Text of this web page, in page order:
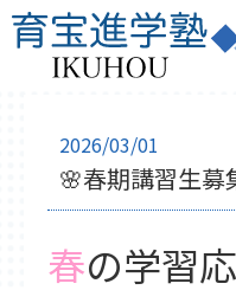
ホーム
選べる2つの指導
学習スタジ
2026/03/01
🌸春期講習生募
春の学習